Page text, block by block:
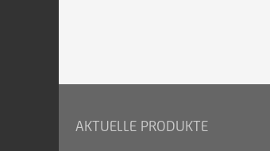
AKTUELLE PRODUKTE